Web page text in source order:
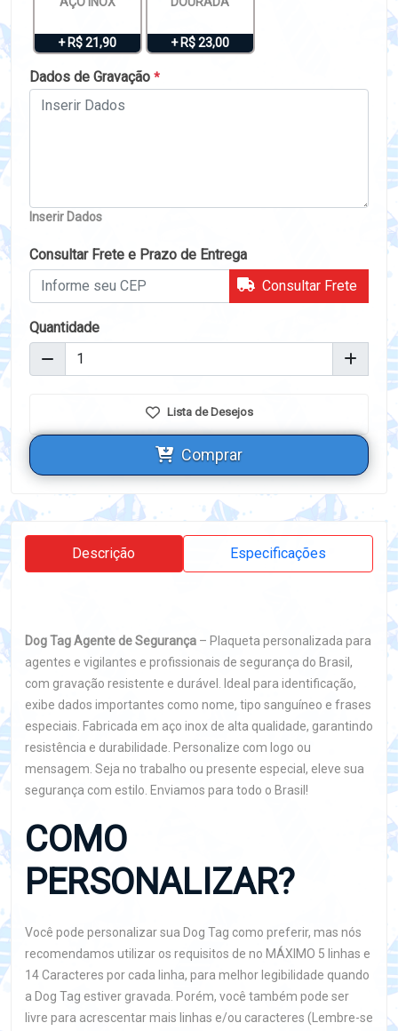
+ R$ 21,90 + R$ 23,00
Dados de Gravação *
Inserir Dados
Consultar Frete e Prazo de Entrega
Consultar Frete
Quantidade
Lista de Desejos
Comprar
Descrição Especificações
Dog Tag Agente de Segurança – Plaqueta personalizada para
agentes e vigilantes e profissionais de segurança do Brasil,
com gravação resistente e durável. Ideal para identificação,
exibe dados importantes como nome, tipo sanguíneo e frases
especiais. Fabricada em aço inox de alta qualidade, garantindo
resistência e durabilidade. Personalize com logo ou
mensagem. Seja no trabalho ou presente especial, eleve sua
segurança com estilo. Enviamos para todo o Brasil!
COMO
PERSONALIZAR?
Você pode personalizar sua Dog Tag como preferir, mas nós
recomendamos utilizar os requisitos de no MÁXIMO 5 linhas e
14 Caracteres por cada linha, para melhor legibilidade quando
a Dog Tag estiver gravada. Porém, você também pode ser
livre para acrescentar mais linhas e/ou caracteres (Lembre-se